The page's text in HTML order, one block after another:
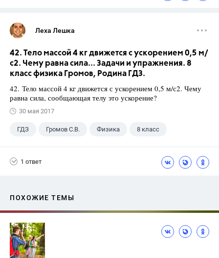
Леха Лешка
42. Тело массой 4 кг движется с ускорением 0,5 м/
с2. Чему равна сила... Задачи и упражнения. 8
класс физика Громов, Родина ГДЗ.
42. Тело массой 4 кг движется с ускорением 0,5 м/с2. Чему
равна сила, сообщающая телу это ускорение?
30 мая 2017
ГДЗ Громов С.В. Физика 8 класс
1 ответ
ПОХОЖИЕ ТЕМЫ